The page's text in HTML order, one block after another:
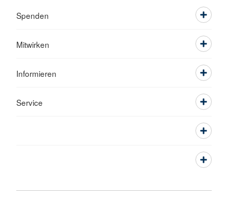
Spenden
Mitwirken
Informieren
Service